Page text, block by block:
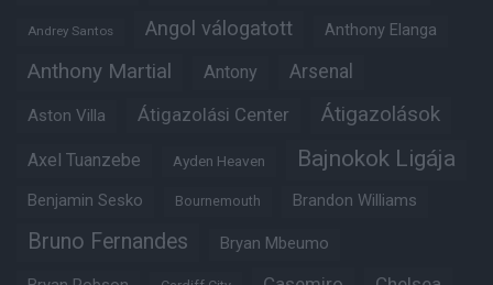
Andrey Santos Angol válogatott Anthony Elanga
Anthony Martial Antony Arsenal
Aston Villa Átigazolási Center Átigazolások
Axel Tuanzebe Ayden Heaven Bajnokok Ligája
Benjamin Sesko Bournemouth Brandon Williams
Bruno Fernandes Bryan Mbeumo